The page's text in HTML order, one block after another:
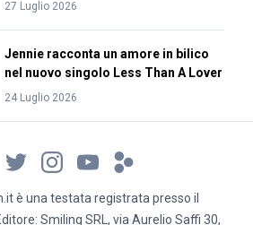
27 Luglio 2026
Jennie racconta un amore in bilico
nel nuovo singolo Less Than A Lover
24 Luglio 2026
è una testata registrata presso il
Smiling SRL, via Aurelio Saffi 30,